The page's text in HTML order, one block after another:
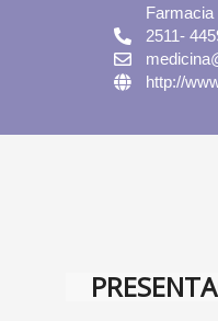
Farmacia
2511-
http://